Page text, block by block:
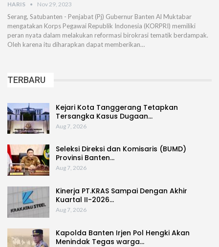
HARIS Nov 29, 2023
Serang, Satubanten - Penjabat (Pj) Gubernur Banten Al Muktabar
mengatakan Korps Pegawai Republik Indonesia (KORPRI) memiliki
peran nyata dalam melakukan reformasi birokrasi tematik berdampak.
Oleh karena itu diharapkan dapat memberikan…
TERBARU
Kejari Kota Tanggerang Tetapkan
Tersangka Kasus Dugaan…
Aug 7, 2026
Seleksi Direksi dan Komisaris (BUMD)
Provinsi Banten…
Aug 7, 2026
Kinerja PT.KRAS Sampai Dengan Akhir
Kuartal II-2026…
Aug 7, 2026
Kapolda Banten Irjen Pol Hengki Akan
Menindak Tegas warga…